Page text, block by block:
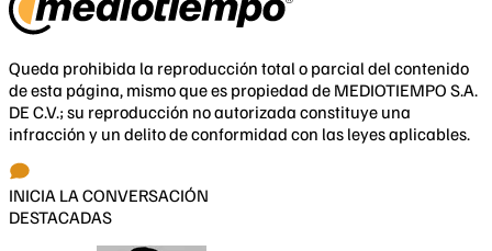
Queda prohibida la reproducción total o parcial del contenido
de esta página, mismo que es propiedad de MEDIOTIEMPO S.A.
DE C.V.; su reproducción no autorizada constituye una
infracción y un delito de conformidad con las leyes aplicables.
INICIA LA CONVERSACIÓN
DESTACADAS